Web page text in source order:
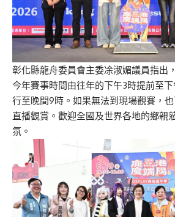
彰化縣龍舟委員會主委凃淑媚議員指出
今年賽事時間由往年的下午3時提前至
行至晚間9時。如果無法到現場觀賽，
直播觀賞。歡迎全國及世界各地的鄉親
氛。